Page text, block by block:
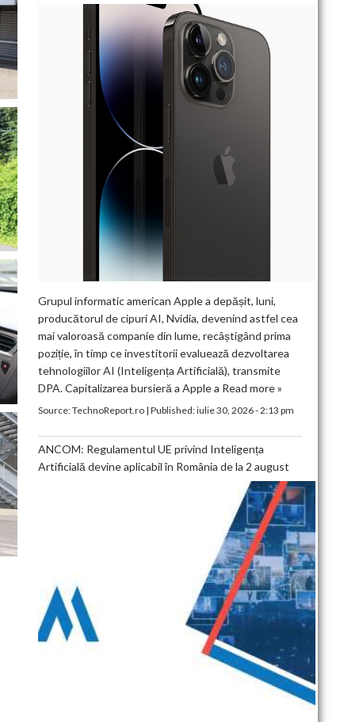
Grupul informatic american Apple a depășit, luni,
producătorul de cipuri AI, Nvidia, devenind astfel cea
mai valoroasă companie din lume, recâștigând prima
poziție, în timp ce investitorii evaluează dezvoltarea
tehnologiilor AI (Inteligența Artificială), transmite
DPA. Capitalizarea bursieră a Apple a Read more »
Source:TechnoReport.ro| Published:iulie 30, 2026 - 2:13 pm
ANCOM: Regulamentul UE privind Inteligența
Artificială devine aplicabil în România de la 2 august